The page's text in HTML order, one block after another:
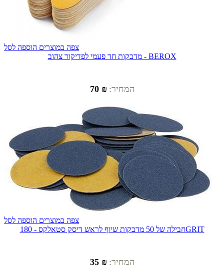
צפה במוצרים הוספה לסל
מדבקות חד פעמי לפדיקור צהוב - BEROX
המחיר: ₪ 70
צפה במוצרים הוספה לסל
חבילה של 50 מדבקות שיוף לראש דיסק סטאלקס - 180GRIT
המחיר: ₪ 35